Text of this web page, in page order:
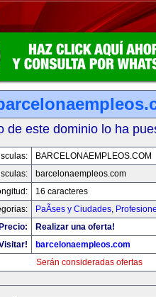
de este dominio lo ha
BARCELONAEMPLEOS.COM
barcelonaempleos.com
16 caracteres
PaÃ­ses y Ciudades,
Precio:
Realizar una oferta!
barcelonaempleos.com
Serán consideradas ofertas